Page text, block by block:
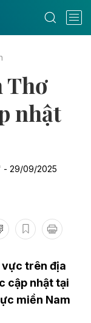
Thơ
nhật
- 29/09/2025
vực trên địa
cập nhật tại
miền Nam